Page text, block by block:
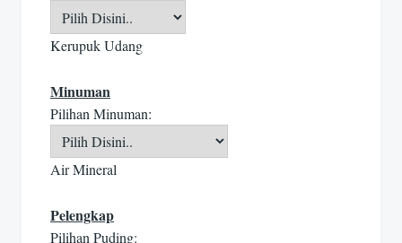
Kerupuk Udang
Minuman
Pilihan Minuman:
Air Mineral
Pelengkap
Pilihan Puding: